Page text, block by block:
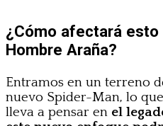
¿Cómo afectará esto
Hombre Araña?
Entramos en un terreno
nuevo Spider-Man, lo
lleva a pensar en el